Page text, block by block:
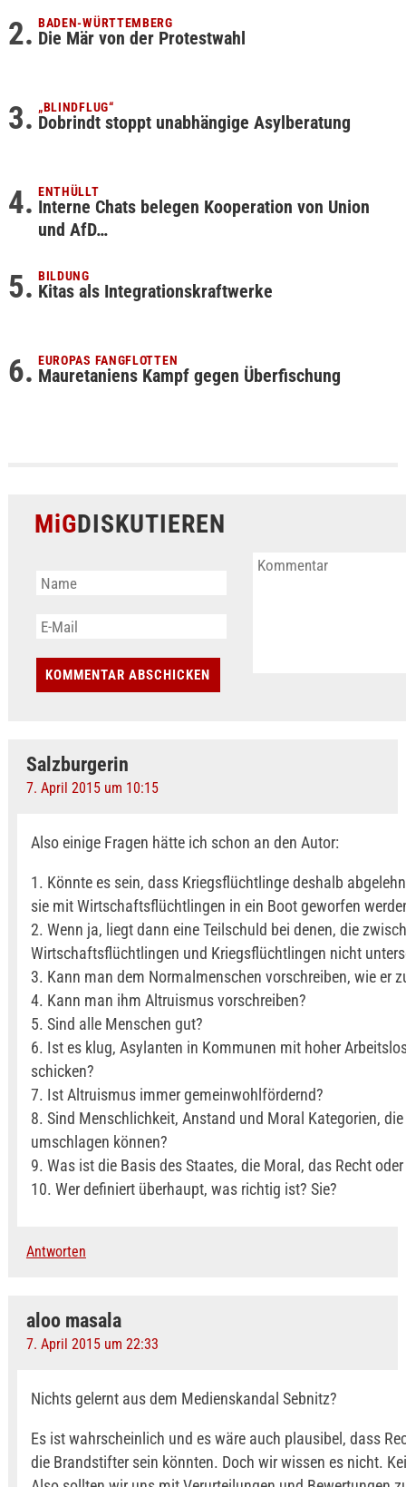
BADEN-WÜRTTEMBERG
Die Mär von der Protestwahl
„BLINDFLUG“
Dobrindt stoppt unabhängige Asylberatung
ENTHÜLLT
Interne Chats belegen Kooperation von Union
und AfD…
BILDUNG
Kitas als Integrationskraftwerke
EUROPAS FANGFLOTTEN
Mauretaniens Kampf gegen Überfischung
MiGDISKUTIEREN
Salzburgerin
7. April 2015 um 10:15
Also einige Fragen hätte ich schon an den Autor:
1. Könnte es sein, dass Kriegsflüchtlinge deshalb
sie mit Wirtschaftsflüchtlingen in ein Boot geworfen
2. Wenn ja, liegt dann eine Teilschuld bei denen, die
Wirtschaftsflüchtlingen und Kriegsflüchtlingen nicht
3. Kann man dem Normalmenschen vorschreiben, wie er
4. Kann man ihm Altruismus vorschreiben?
5. Sind alle Menschen gut?
6. Ist es klug, Asylanten in Kommunen mit hoher
schicken?
7. Ist Altruismus immer gemeinwohlfördernd?
8. Sind Menschlichkeit, Anstand und Moral Kategorien,
umschlagen können?
9. Was ist die Basis des Staates, die Moral, das Recht
10. Wer definiert überhaupt, was richtig ist? Sie?
Antworten
aloo masala
7. April 2015 um 22:33
Nichts gelernt aus dem Medienskandal Sebnitz?
Es ist wahrscheinlich und es wäre auch plausibel, dass
die Brandstifter sein könnten. Doch wir wissen es nicht.